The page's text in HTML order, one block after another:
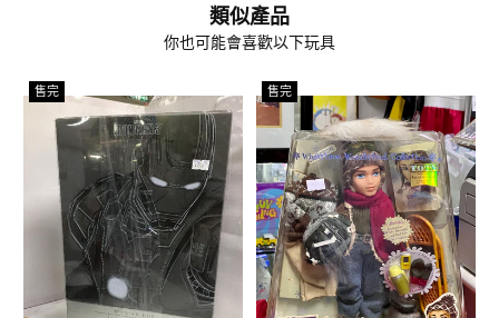
類似產品
你也可能會喜歡以下玩具
售完 售完